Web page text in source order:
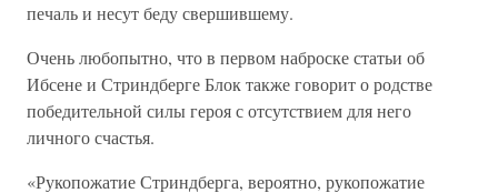
печаль и несут беду свершившему.
Очень любопытно, что в первом наброске статьи об
Ибсене и Стриндберге Блок также говорит о родстве
победительной силы героя с отсутствием для него
личного счастья.
«Рукопожатие Стриндберга, вероятно, рукопожатие